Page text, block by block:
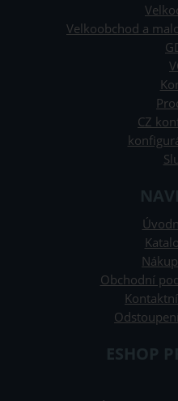
Velkoobchod a
CZ
Obchodní
ESHOP